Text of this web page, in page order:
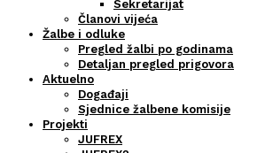
Sekretarijat
Članovi vijeća
Žalbe i odluke
Pregled žalbi po godinama
Detaljan pregled prigovora
Aktuelno
Događaji
Sjednice žalbene komisije
Projekti
JUFREX